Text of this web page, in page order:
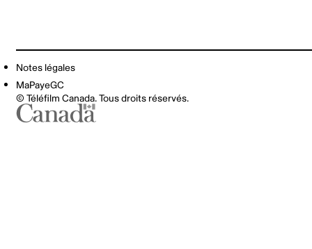
Notes légales
MaPayeGC
© Téléfilm Canada. Tous droits réservés.